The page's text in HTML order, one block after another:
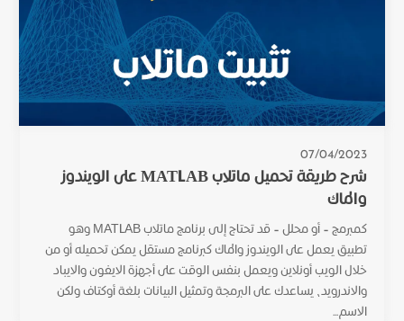
07/04/2023
شرح طريقة تحميل ماتلاب MATLAB على الويندوز
والماك
كمبرمج – أو محلل – قد تحتاج إلى برنامج ماتلاب MATLAB وهو
تطبيق يعمل على الويندوز والماك كبرنامج مستقل يمكن تحميله أو من
خلال الويب أونلاين ويعمل بنفس الوقت على أجهزة الايفون والايباد
والاندرويد، يساعدك على البرمجة وتمثيل البيانات بلغة أوكتاف ولكن
الاسم...